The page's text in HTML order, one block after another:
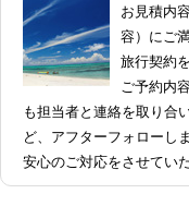
お見積内
容）にご
旅行契約
ご予約内
も担当者と連絡を取り合
ど、アフターフォローし
安心のご対応をさせてい